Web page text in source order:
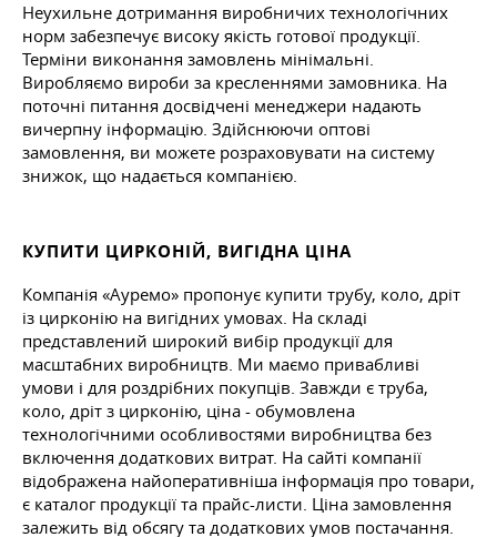
Неухильне дотримання виробничих технологічних
норм забезпечує високу якість готової продукції.
Терміни виконання замовлень мінімальні.
Виробляємо вироби за кресленнями замовника. На
поточні питання досвідчені менеджери надають
вичерпну інформацію. Здійснюючи оптові
замовлення, ви можете розраховувати на систему
знижок, що надається компанією.
КУПИТИ ЦИРКОНІЙ, ВИГІДНА ЦІНА
Компанія «Ауремо» пропонує купити трубу, коло, дріт
із цирконію на вигідних умовах. На складі
представлений широкий вибір продукції для
масштабних виробництв. Ми маємо привабливі
умови і для роздрібних покупців. Завжди є труба,
коло, дріт з цирконію, ціна - обумовлена
технологічними особливостями виробництва без
включення додаткових витрат. На сайті компанії
відображена найоперативніша інформація про товари,
є каталог продукції та прайс-листи. Ціна замовлення
залежить від обсягу та додаткових умов постачання.